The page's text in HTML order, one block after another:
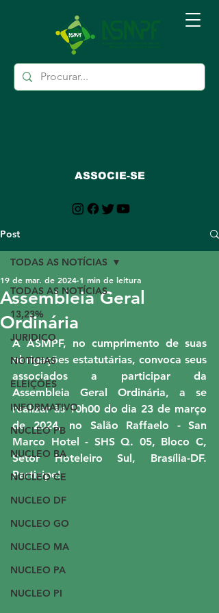
ASSOCIE-SE
Post
TODAS AS NOTÍCIAS
13,23%
JURIDICO
NOTICIAS
ELEIÇÕES
INFORMATIVO
NUCLEO PB
NUCLEO BA
NUCLEO CE
NUCLEO DF
NUCLEO GO
NUCLEO MA
NUCLEO PA
NUCLEO PI
TODAS AS NOTÍCIAS
Assembleia Geral
Ordinária
19 de mar. de 2024 1 min de leitura
A ASMPF, no cumprimento de suas
obrigações estatutárias, convoca seus
associados a participar da
Assembleia Geral Ordinária, a se
realizar às 10h00 do dia 23 de março
de 2024, no Salão Raffaelo - San
Marco Hotel - SHS Q. 05, Bloco C,
Setor Hoteleiro Sul, Brasília-DF.
Participe!